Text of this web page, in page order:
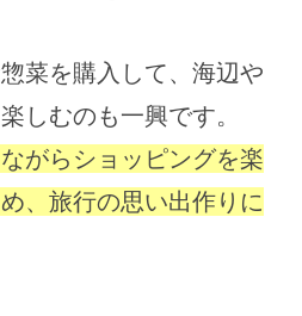
菜を購入して、海辺や
しむのも一興です。
がらショッピングを楽
、旅行の思い出作りに